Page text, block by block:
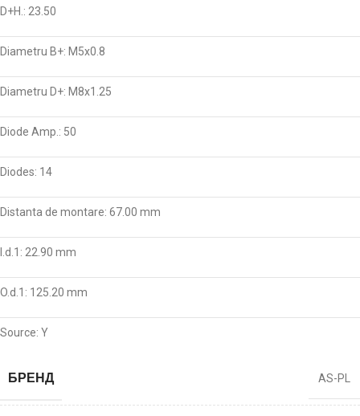
D+H.: 23.50
Diametru B+: M5x0.8
Diametru D+: M8x1.25
Diode Amp.: 50
Diodes: 14
Distanta de montare: 67.00 mm
I.d.1: 22.90 mm
O.d.1: 125.20 mm
Source: Y
БРЕНД AS-PL